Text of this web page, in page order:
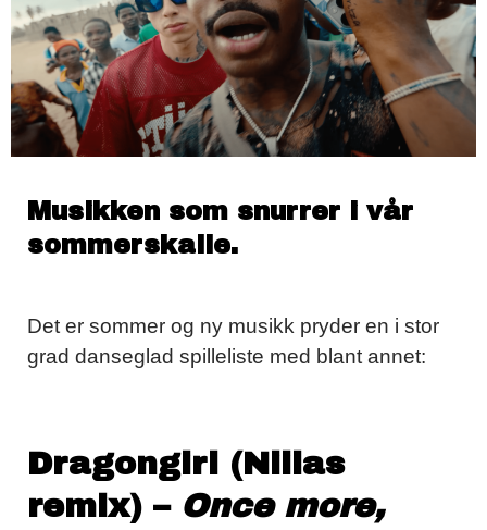
Musikken som snurrer i vår
sommerskalle.
Det er sommer og ny musikk pryder en i stor
grad danseglad spilleliste med blant annet:
Dragongirl (Niilas
remix) – Once more,